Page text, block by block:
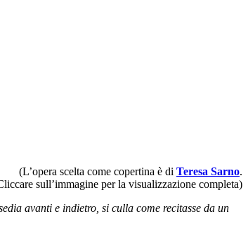
(L’opera scelta come copertina è di Teresa Sarno.
sull’immagine per la visualizzazione completa)
avanti e indietro, si culla come recitasse da un